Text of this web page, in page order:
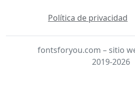
Política de privacidad
fontsforyou.com – sitio
2019-2026